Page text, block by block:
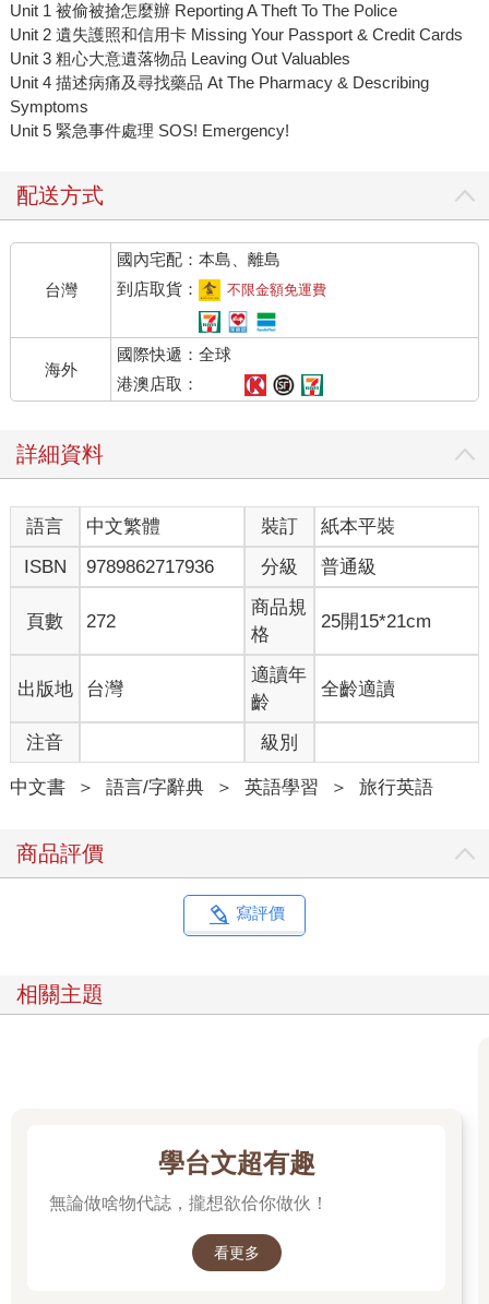
Unit 1 被偷被搶怎麼辦 Reporting A Theft To The Police
Unit 2 遺失護照和信用卡 Missing Your Passport & Credit Cards
Unit 3 粗心大意遺落物品 Leaving Out Valuables
Unit 4 描述病痛及尋找藥品 At The Pharmacy & Describing
Symptoms
Unit 5 緊急事件處理 SOS! Emergency!
配送方式
台灣
國內宅配：本島、離島
到店取貨：
不限金額免運費
海外
國際快遞：全球
港澳店取：
詳細資料
語言 中文繁體 裝訂
紙本平裝
ISBN
9789862717936 分級 普通級
頁數 272
商品規
格
25開15*21cm
出版地 台灣
適讀年
齡
全齡適讀
注音 級別
中文書 ＞ 語言/字辭典 ＞ 英語學習 ＞ 旅行英語
商品評價
寫評價
相關主題
學台文超有趣
無論做啥物代誌，攏想欲佮你做伙！
看更多